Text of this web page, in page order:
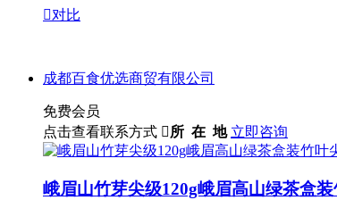
对比
成都百食优选商贸有限公司
免费会员
点击查看联系方式 所 在 地 立即咨询
峨眉山竹芽尖级120g峨眉高山绿茶盒